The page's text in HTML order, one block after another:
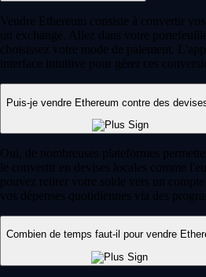
Vendre Ethereum consiste à convertir
un exchange. Allez dans votre
choisissez votre mode de paiement.
interface intuitive pour gérer ces
Puis-je vendre Ethereum contre des
Oui, de nombreuses plateformes
le convertir en devises locales comme
pouvez retirer votre solde vers un
vos dépenses quotidiennes via des
Combien de temps faut-il pour vendre